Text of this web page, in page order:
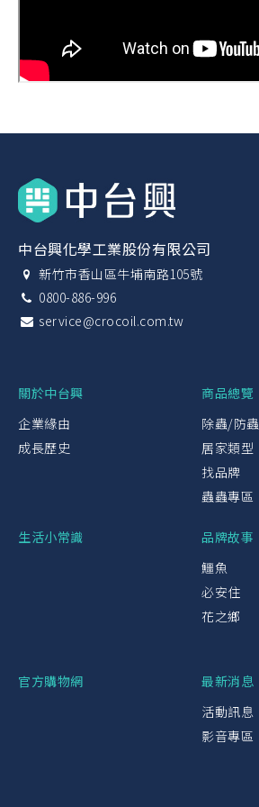
中台興化學工業股份有限公司
新竹市香山區牛埔南路105號
0800-886-996
service@crocoil.com.tw
關於中台興
企業緣由
成長歷史
商品總覽
除蟲/防蟲
居家類型
找品牌
蟲蟲專區
生活小常識
品牌故事
鱷魚
必安住
花之鄉
官方購物網
最新消息
活動訊息
影音專區